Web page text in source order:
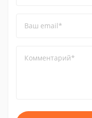
Ваш email*
Комментарий*